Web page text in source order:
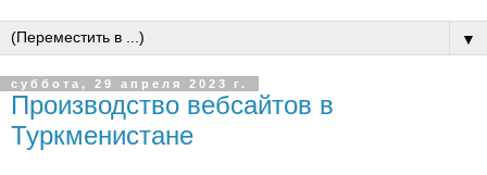
▼
суббота, 29 апреля 2023 г.
Производство вебсайтов в
Туркменистане